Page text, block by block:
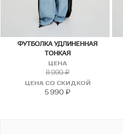
ФУТБОЛКА УДЛИНЕННАЯ
ТОНКАЯ
ЦЕНА
8 990₽
ЦЕНА СО СКИДКОЙ
5 990 ₽